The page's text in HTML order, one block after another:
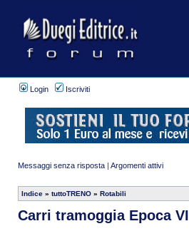
Login Iscriviti
Messaggi senza risposta | Argomenti attivi
Indice » tuttoTRENO » Rotabili
Carri tramoggia Epoca VI